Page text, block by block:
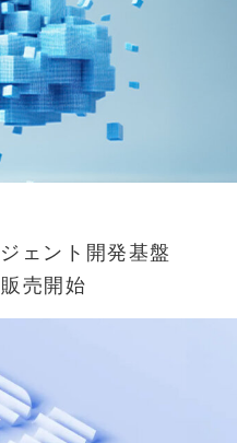
ェント開発基盤
売開始